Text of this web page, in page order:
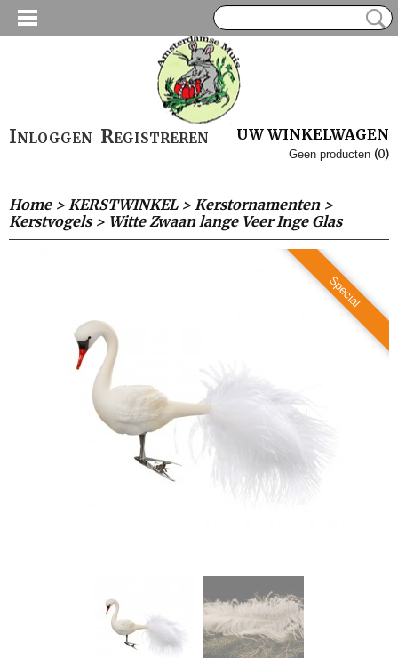
Inloggen Registreren UW WINKELWAGEN
Geen producten (0)
Home> KERSTWINKEL> Kerstornamenten>
Kerstvogels> Witte Zwaan lange Veer Inge Glas
Special